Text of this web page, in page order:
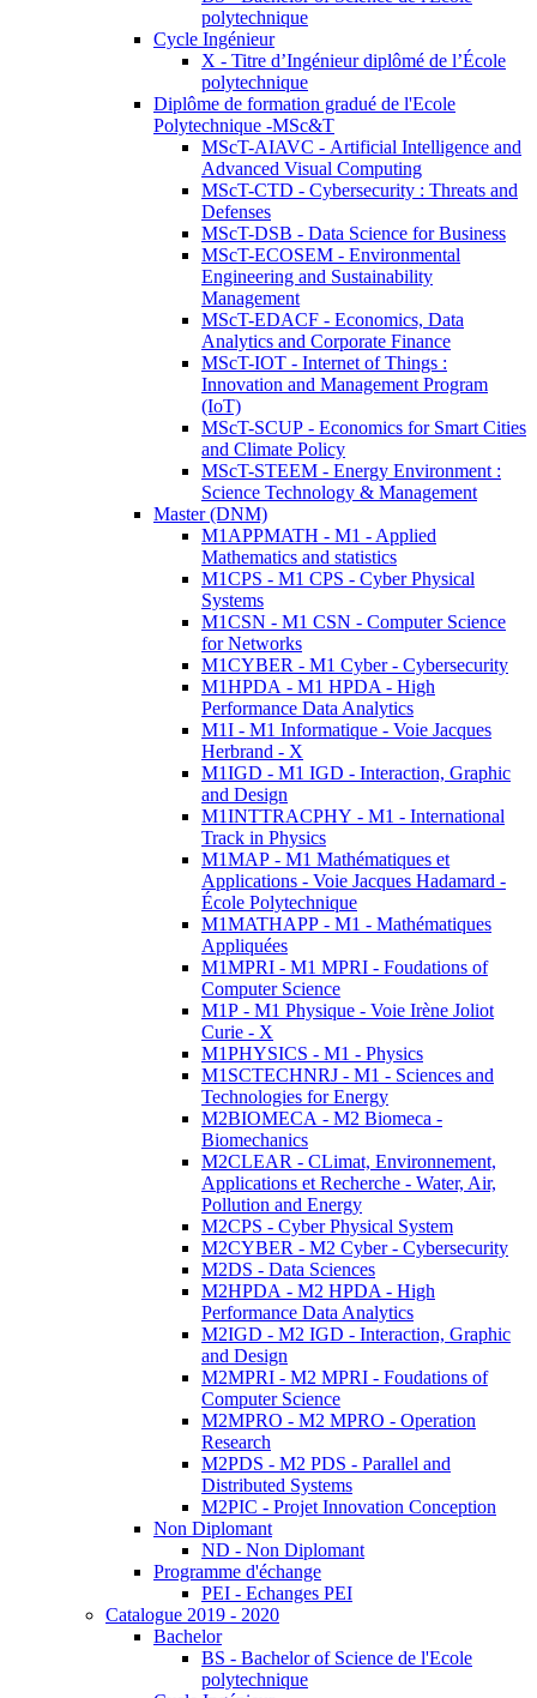
polytechnique
Cycle Ingénieur
X - Titre d’Ingénieur diplômé de l’École
polytechnique
Diplôme de formation gradué de l'Ecole
Polytechnique -MSc&T
MScT-AIAVC - Artificial Intelligence and
Advanced Visual Computing
MScT-CTD - Cybersecurity : Threats and
Defenses
MScT-DSB - Data Science for Business
MScT-ECOSEM - Environmental
Engineering and Sustainability
Management
MScT-EDACF - Economics, Data
Analytics and Corporate Finance
MScT-IOT - Internet of Things :
Innovation and Management Program
(IoT)
MScT-SCUP - Economics for Smart Cities
and Climate Policy
MScT-STEEM - Energy Environment :
Science Technology & Management
Master (DNM)
M1APPMATH - M1 - Applied
Mathematics and statistics
M1CPS - M1 CPS - Cyber Physical
Systems
M1CSN - M1 CSN - Computer Science
for Networks
M1CYBER - M1 Cyber - Cybersecurity
M1HPDA - M1 HPDA - High
Performance Data Analytics
M1I - M1 Informatique - Voie Jacques
Herbrand - X
M1IGD - M1 IGD - Interaction, Graphic
and Design
M1INTTRACPHY - M1 - International
Track in Physics
M1MAP - M1 Mathématiques et
Applications - Voie Jacques Hadamard -
École Polytechnique
M1MATHAPP - M1 - Mathématiques
Appliquées
M1MPRI - M1 MPRI - Foudations of
Computer Science
M1P - M1 Physique - Voie Irène Joliot
Curie - X
M1PHYSICS - M1 - Physics
M1SCTECHNRJ - M1 - Sciences and
Technologies for Energy
M2BIOMECA - M2 Biomeca -
Biomechanics
M2CLEAR - CLimat, Environnement,
Applications et Recherche - Water, Air,
Pollution and Energy
M2CPS - Cyber Physical System
M2CYBER - M2 Cyber - Cybersecurity
M2DS - Data Sciences
M2HPDA - M2 HPDA - High
Performance Data Analytics
M2IGD - M2 IGD - Interaction, Graphic
and Design
M2MPRI - M2 MPRI - Foudations of
Computer Science
M2MPRO - M2 MPRO - Operation
Research
M2PDS - M2 PDS - Parallel and
Distributed Systems
M2PIC - Projet Innovation Conception
Non Diplomant
ND - Non Diplomant
Programme d'échange
PEI - Echanges PEI
Catalogue 2019 - 2020
Bachelor
BS - Bachelor of Science de l'Ecole
polytechnique